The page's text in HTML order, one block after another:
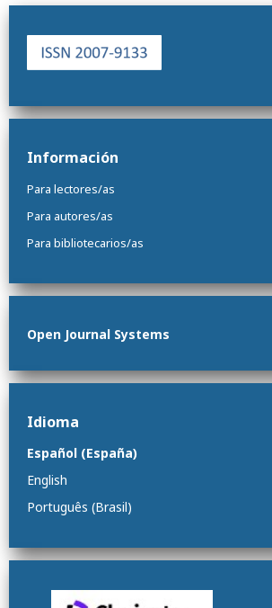
Información
Para lectores/as
Para autores/as
Para bibliotecarios/as
Open Journal Systems
Idioma
Español (España)
English
Português (Brasil)